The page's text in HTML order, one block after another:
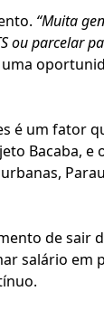
“Muita
ou parcelar
é um fator
Bacaba,
de sair
salário em